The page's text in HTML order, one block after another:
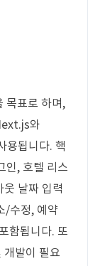
목표로 하며,
와
용됩니다. 핵
인, 호텔 리스
날짜 입력
/수정, 예약
함됩니다. 또
개발이 필요